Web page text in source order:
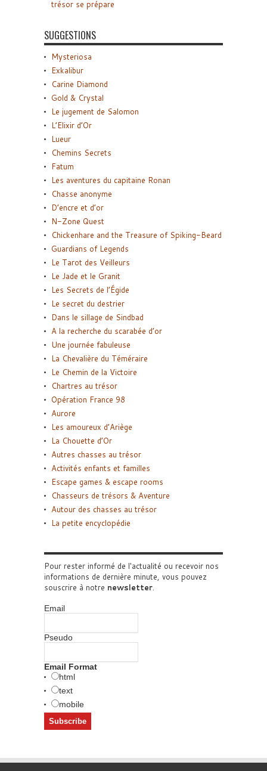
trésor se prépare
SUGGESTIONS
Mysteriosa
Exkalibur
Carine Diamond
Gold & Crystal
Le jugement de Salomon
L’Elixir d’Or
Lueur
Chemins Secrets
Fatum
Les aventures du capitaine Ronan
Chasse anonyme
D’encre et d’or
N-Zone Quest
Chickenhare and the Treasure of Spiking-Beard
Guardians of Legends
Le Tarot des Veilleurs
Le Jade et le Granit
Les Secrets de l’Égide
Le secret du destrier
Dans le sillage de Sindbad
A la recherche du scarabée d’or
Une journée fabuleuse
La Chevalière du Téméraire
Le Chemin de la Victoire
Chartres au trésor
Opération France 98
Aurore
Les amoureux d’Ariège
La Chouette d’Or
Autres chasses au trésor
Activités enfants et familles
Escape games & escape rooms
Chasseurs de trésors & Aventure
Autour des chasses au trésor
La petite encyclopédie
Pour rester informé de l'actualité ou recevoir nos
informations de dernière minute, vous pouvez
souscrire à notre newsletter.
Email
Pseudo
Email Format
html
text
mobile